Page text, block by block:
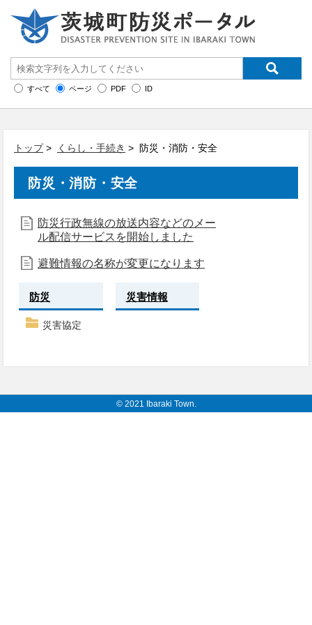
すべて ページ PDF ID
トップ> くらし・手続き > 防災・消防・安全
防災・消防・安全
防災行政無線の放送内容などのメー
ル配信サービスを開始しました
避難情報の名称が変更になります
防災
災害協定
災害情報
© 2021 Ibaraki Town.